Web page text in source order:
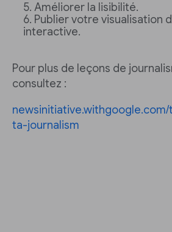
Améliorer la lisibilité.
Publier votre visualisation
interactive.
Pour plus de leçons de
consultez :
ta-journalism